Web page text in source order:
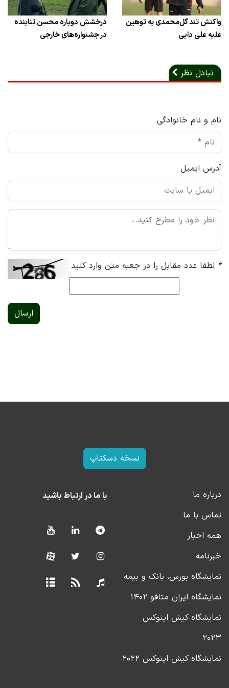
واکنش تند گل‌محمدی به توهین
علیه علی دایی
درخشش دوباره محسن تنابنده
در جشنواره‌های خارجی
تبادل نظر
نام و نام خانوادگی
آدرس ایمیل
* لطفا عدد مقابل را در جعبه متن وارد کنید
ارسال
نسخه دسکتاپ
درباره ما
تماس با ما
همه اخبار
خبرنامه
نمایشگاه بورس، بانک و بیمه
نمایشگاه ایران متافو ۱۴۰۲
نمایشگاه کیش اینوکس
۲۰۲۳
نمایشگاه کیش اینوکس ۲۰۲۲
با ما در ارتباط باشید